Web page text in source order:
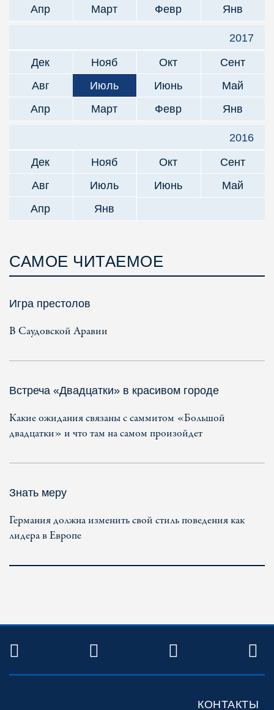
Апр
Март Февр Янв
2017
Дек
Нояб Окт
Сент
Авг
Июль Июнь
Май
Апр
Март Февр Янв
2016
Дек
Нояб Окт
Сент
Авг
Июль Июнь
Май
Апр
Янв
САМОЕ ЧИТАЕМОЕ
Игра престолов
В Саудовской Аравии
Встреча «Двадцатки» в красивом городе
Какие ожидания связаны с саммитом «Большой
двадцатки» и что там на самом произойдет
Знать меру
Германия должна изменить свой стиль поведения как
лидера в Европе
TWITTER FACEBOOKYOUTUBE
КОНТАКТЫ